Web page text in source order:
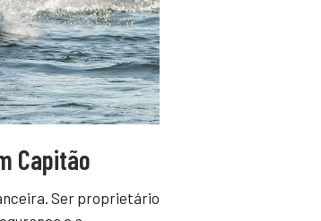
Capitão
Ser proprietário